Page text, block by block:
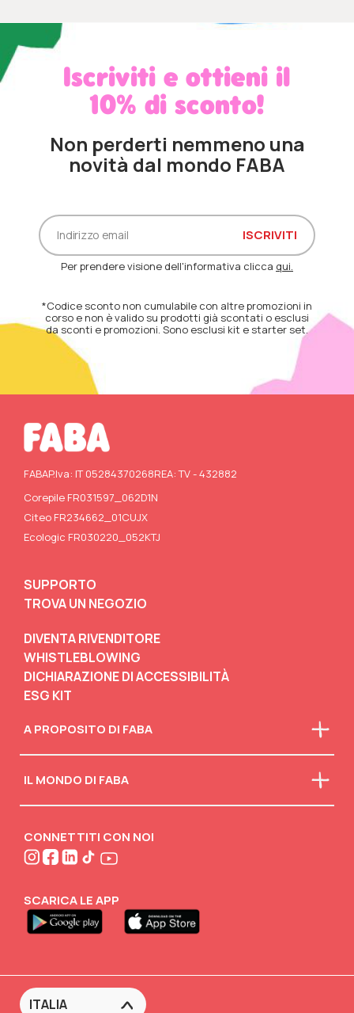
Iscriviti e ottieni il
10% di sconto!
Non perderti nemmeno una
novità dal mondo FABA
Per prendere visione dell'informativa clicca qui.
*Codice sconto non cumulabile con altre promozioni in
corso e non è valido su prodotti già scontati o esclusi
da sconti e promozioni. Sono esclusi kit e starter set.
FABAP.Iva: IT 05284370268REA: TV - 432882
Corepile FR031597_062D1N
Citeo FR234662_01CUJX
Ecologic FR030220_052KTJ
SUPPORTO
TROVA UN NEGOZIO
DIVENTA RIVENDITORE
WHISTLEBLOWING
DICHIARAZIONE DI ACCESSIBILITÀ
ESG KIT
A PROPOSITO DI FABA
La nostra mission
Faba in classe
IL MONDO DI FABA
Attività creative
FABA•BLOG
CONNETTITI CON NOI
SCARICA LE APP